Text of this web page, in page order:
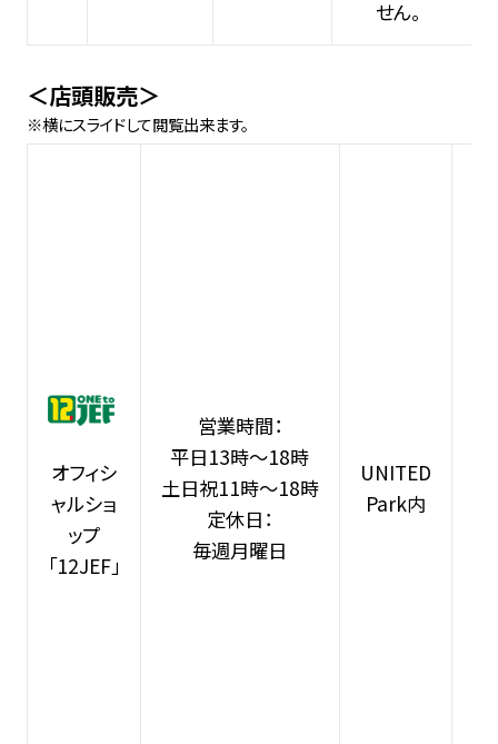
せん。
＜店頭販売＞
オフィシ
ャルショ
ップ
「12JEF」
営業時間：
平日13時～18時
土日祝11時～18時
定休日：
毎週月曜日
UNITED
Park内